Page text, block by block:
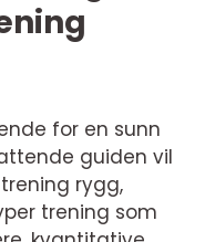
for en sunn
guiden vil
rygg,
trening som